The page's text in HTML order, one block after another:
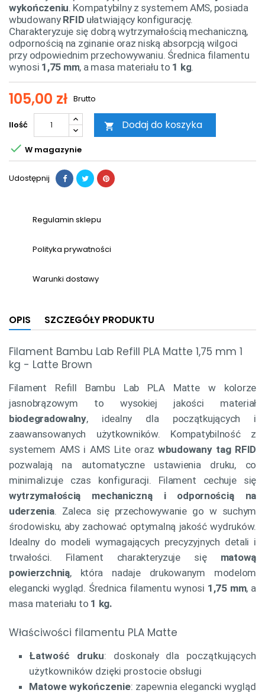
wykończeniu. Kompatybilny z systemem AMS, posiada
wbudowany RFID ułatwiający konfigurację.
Charakteryzuje się dobrą wytrzymałością mechaniczną,
odpornością na zginanie oraz niską absorpcją wilgoci
przy odpowiednim przechowywaniu. Średnica filamentu
wynosi 1,75 mm, a masa materiału to 1 kg.
105,00 zł Brutto
Ilość  Dodaj do koszyka
 W magazynie
Udostępnij
Regulamin sklepu
Polityka prywatności
Warunki dostawy
OPIS SZCZEGÓŁY PRODUKTU
Filament Bambu Lab Refill PLA Matte 1,75 mm 1
kg - Latte Brown
Filament Refill Bambu Lab PLA Matte w kolorze
jasnobrązowym to wysokiej jakości materiał
biodegradowalny, idealny dla początkujących i
zaawansowanych użytkowników. Kompatybilność z
systemem AMS i AMS Lite oraz wbudowany tag RFID
pozwalają na automatyczne ustawienia druku, co
minimalizuje czas konfiguracji. Filament cechuje się
wytrzymałością mechaniczną i odpornością na
uderzenia. Zaleca się przechowywanie go w suchym
środowisku, aby zachować optymalną jakość wydruków.
Idealny do modeli wymagających precyzyjnych detali i
trwałości. Filament charakteryzuje się matową
powierzchnią, która nadaje drukowanym modelom
elegancki wygląd. Średnica filamentu wynosi 1,75 mm, a
masa materiału to 1 kg.
Właściwości filamentu PLA Matte
Łatwość druku: doskonały dla początkujących
użytkowników dzięki prostocie obsługi
Matowe wykończenie: zapewnia elegancki wygląd